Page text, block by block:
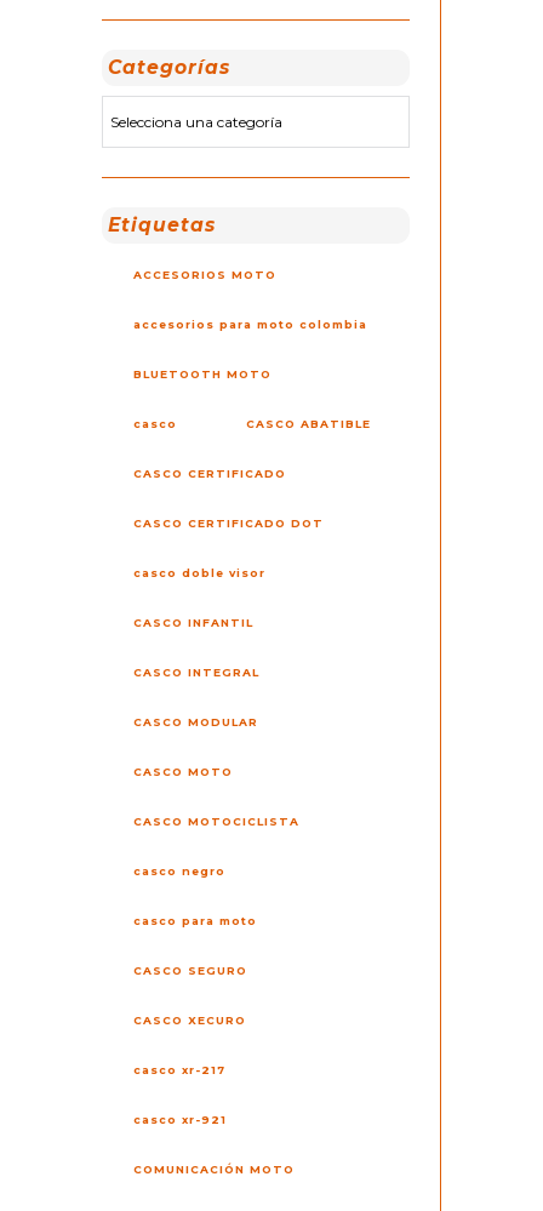
Categorías
Etiquetas
ACCESORIOS MOTO
accesorios para moto colombia
BLUETOOTH MOTO
casco CASCO ABATIBLE
CASCO CERTIFICADO
CASCO CERTIFICADO DOT
casco doble visor
CASCO INFANTIL
CASCO INTEGRAL
CASCO MODULAR
CASCO MOTO
CASCO MOTOCICLISTA
casco negro
casco para moto
CASCO SEGURO
CASCO XECURO
casco xr-217
casco xr-921
COMUNICACIÓN MOTO